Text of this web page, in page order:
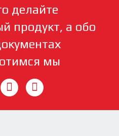
делайте
продукт, а обо
мы